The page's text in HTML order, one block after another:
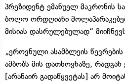
პრეზიდენტ ემანუელ მაკრონის
ბოლო ორდღიანი
მისიას დასრულებულად“
„ეროვნული ასამბლეის
ამბობს მის დათხოვნაზე,
[არანაირ გადაწყვეტას] არ